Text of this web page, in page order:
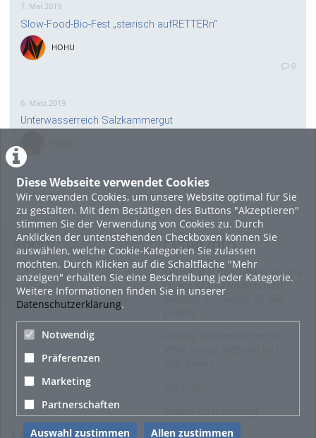
Diese Webseite verwendet Cookies
Wir verwenden Cookies, um unsere Website optimal für Sie
zu gestalten. Mit dem Bestätigen des Buttons "Akzeptieren"
stimmen Sie der Verwendung von Cookies zu. Durch
Anklicken der untenstehenden Checkboxen können Sie
auswählen, welche Cookie-Kategorien Sie zulassen
möchten. Durch Klicken auf die Schaltfläche "Mehr
anzeigen" erhalten Sie eine Beschreibung jeder Kategorie.
Weitere Informationen finden Sie in unserer
Datenschutzerklärung.
Notwendig
Präferenzen
Marketing
Partnerschaften
Auswahl zustimmen Allen zustimmen
7. Mai 2019
Slow-Food-Bio-Fest „steirisch aufRETTERn“
HOHU
0
6. März 2019
Unterwasserreich Salzkammergut
20. Dezember 2015
Wiens schönste Weihnachtsdörfer gehen ins Finale
HOHU
1. Dezember 2015
Hall in Tirol - Nikolauseinzug am Sonntag, 6. Dezember,
17:30 Uhr
About Legal Info
Terms and Conditions for the
Usage of this ViMP based
website (including all sub-